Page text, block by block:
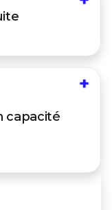
et de
parti des
+
capacité